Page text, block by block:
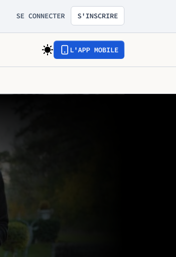
SE CONNECTER S'INSCRIRE
L'APP MOBILE